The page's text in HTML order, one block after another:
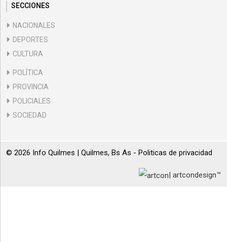
SECCIONES
NACIONALES
DEPORTES
CULTURA
POLÍTICA
PROVINCIA
POLICIALES
SOCIEDAD
© 2026 Info Quilmes | Quilmes, Bs As - Politicas de privacidad
| artcondesign™